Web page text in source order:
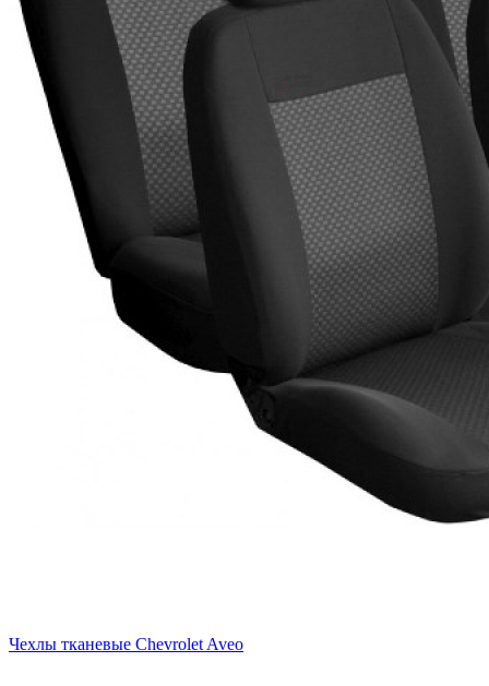
Чехлы тканевые Chevrolet Aveo